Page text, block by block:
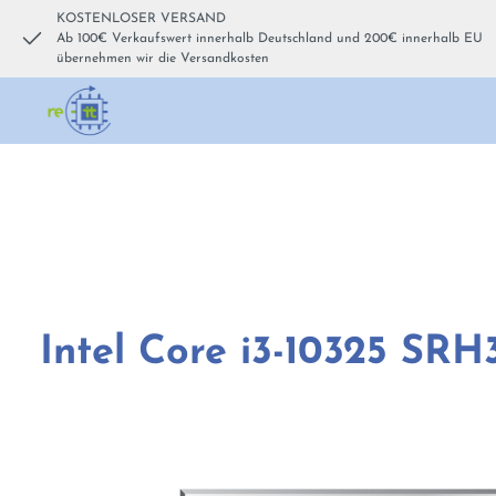
Hauptinhalt springen
Zur Hauptnavigation springen
KOSTENLOSER VERSAND
Ab 100€ Verkaufswert innerhalb Deutschland und 200€ innerhalb EU
übernehmen wir die Versandkosten
Intel Core i3-10325